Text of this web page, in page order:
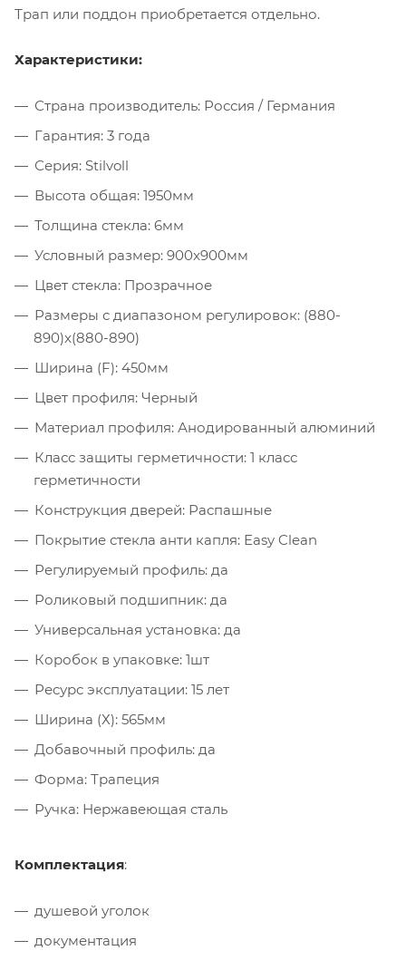
Трап или поддон приобретается отдельно.
Характеристики:
Страна производитель: Россия / Германия
Гарантия: 3 года
Серия: Stilvoll
Высота общая: 1950мм
Толщина стекла: 6мм
Условный размер: 900x900мм
Цвет стекла: Прозрачное
Размеры с диапазоном регулировок: (880-
890)x(880-890)
Ширина (F): 450мм
Цвет профиля: Черный
Материал профиля: Анодированный алюминий
Класс защиты герметичности: 1 класс
герметичности
Конструкция дверей: Распашные
Покрытие стекла анти капля: Easy Clean
Регулируемый профиль: да
Роликовый подшипник: да
Универсальная установка: да
Коробок в упаковке: 1шт
Ресурс эксплуатации: 15 лет
Ширина (Х): 565мм
Добавочный профиль: да
Форма: Трапеция
Ручка: Нержавеющая сталь
Комплектация:
душевой уголок
документация